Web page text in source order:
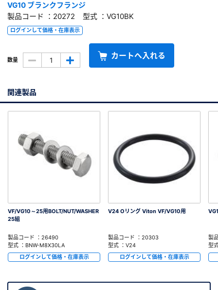
VG10 ブランクフランジ
製品コード ：20272 型式 ：VG10BK
ログインして価格・在庫表示
数量 カートへ入れる
関連製品
VF/VG10～25用BOLT/NUT/WASHER
25組
製品コード ：26490
型式 ：BNW-M8X30LA
ログインして価格・在庫表示
V24 Oリング Viton VF/VG10用
製品コード ：20303
型式 ：V24
ログインして価格・在庫表示
製
型